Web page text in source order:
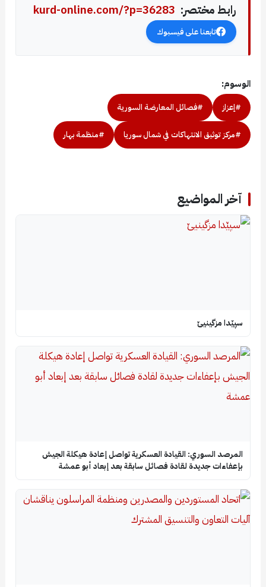
رابط مختصر: kurd-online.com/?p=36283
تابعنا على فيسبوك
الوسوم:
#إعزاز #فصائل المعارضة السورية
#مركز توثيق الانتهاكات في شمال سوريا #منظمة بهار
آخر المواضيع
سپێدا مزگینیێ
المرصد السوري: القيادة العسكرية تواصل إعادة هيكلة الجيش
بإعفاءات جديدة لقادة فصائل سابقة بعد إبعاد أبو عمشة